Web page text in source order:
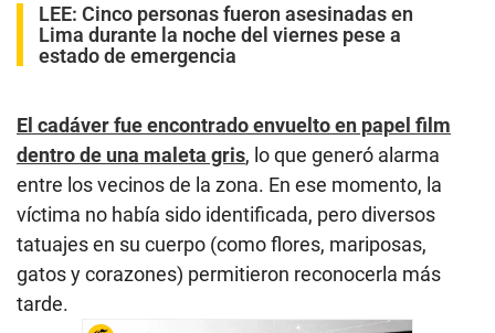
LEE: Cinco personas fueron asesinadas en
Lima durante la noche del viernes pese a
estado de emergencia
El cadáver fue encontrado envuelto en papel film
dentro de una maleta gris, lo que generó alarma
entre los vecinos de la zona. En ese momento, la
víctima no había sido identificada, pero diversos
tatuajes en su cuerpo (como flores, mariposas,
gatos y corazones) permitieron reconocerla más
tarde.